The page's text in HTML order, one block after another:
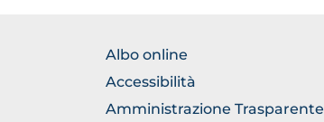
BROWSE
THE
SECTION
Albo online
Accessibilità
Amministrazione Trasparente